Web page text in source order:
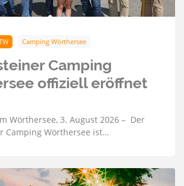
Camping Wörthersee
Camping
offiziell eröffnet
Wörthersee, 3. August 2026 – Der
Camping Wörthersee ist…